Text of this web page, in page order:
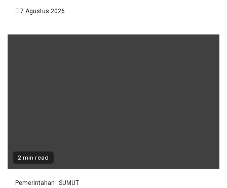
7 Agustus 2026
2 min read
Pemerintahan SUMUT